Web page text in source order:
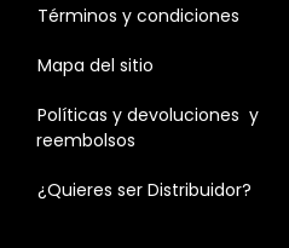
Términos y condiciones
Mapa del sitio
Políticas y devoluciones y
reembolsos
¿Quieres ser Distribuidor?